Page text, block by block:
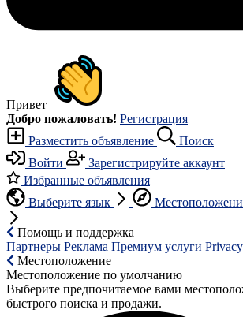
Привет
Добро пожаловать! Регистрация
Разместить объявление
Поиск
Войти
Зарегистрируйте аккаунт
Избранные объявления
Выберите язык
Помощь и поддержка
Партнеры Реклама Премиум услуги
Местоположение
Местоположение по умолчанию
Выберите предпочитаемое вами
быстрого поиска и продажи.